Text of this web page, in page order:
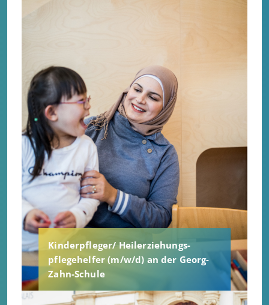
Kinderpfleger/ Heilerziehungs-
pflegehelfer (m/w/d) an der Georg-
Zahn-Schule